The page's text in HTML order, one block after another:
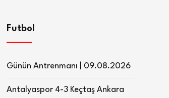
Futbol
Günün Antrenmanı | 09.08.2026
Antalyaspor 4-3 Keçtaş Ankara